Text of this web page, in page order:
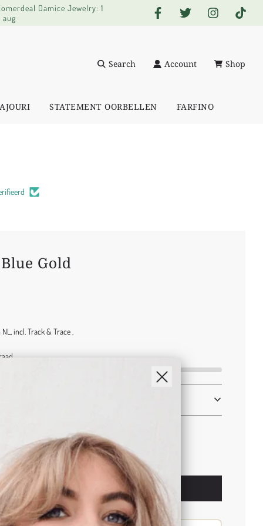
Damice Jewelry: 1
Search Account Shop
STATEMENT OORBELLEN FARFINO
Gold
incl. Track & Trace .
l
a
d
Toevoegen